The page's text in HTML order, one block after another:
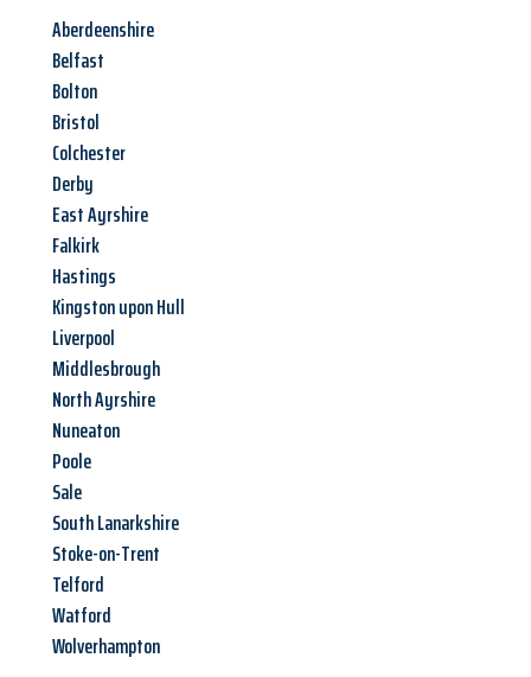
Aberdeenshire
Belfast
Bolton
Bristol
Colchester
Derby
East Ayrshire
Falkirk
Hastings
Kingston upon Hull
Liverpool
Middlesbrough
North Ayrshire
Nuneaton
Poole
Sale
South Lanarkshire
Stoke-on-Trent
Telford
Watford
Wolverhampton